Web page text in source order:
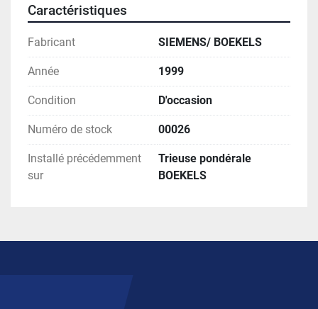
Caractéristiques
Fabricant SIEMENS/ BOEKELS
Année 1999
Condition D'occasion
Numéro de stock 00026
Installé précédemment
sur
Trieuse pondérale
BOEKELS